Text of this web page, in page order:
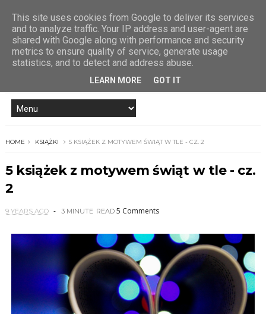
HOME KSIĄŻKI 5 KSIĄŻEK Z MOTYWEM ŚWIĄT W TLE - CZ. 2
5 książek z motywem świąt w tle - cz.
2
9 YEARS AGO 3 MINUTE READ 5 Comments
This site uses cookies from Google to deliver its services
and to analyze traffic. Your IP address and user-agent are
shared with Google along with performance and security
metrics to ensure quality of service, generate usage
statistics, and to detect and address abuse.
LEARN MORE GOT IT